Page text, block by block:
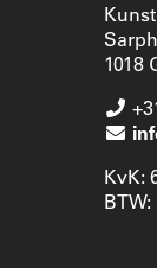
1018
KvK:
BTW: